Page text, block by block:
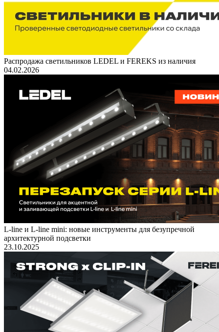
Распродажа светильников LEDEL и FEREKS из наличия
04.02.2026
L-line и L-line mini: новые инструменты для безупречной
архитектурной подсветки
23.10.2025